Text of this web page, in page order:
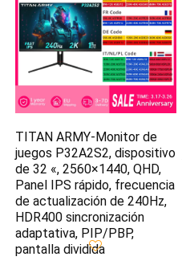
TITAN ARMY-Monitor de
juegos P32A2S2, dispositivo
de 32 «, 2560×1440, QHD,
Panel IPS rápido, frecuencia
de actualización de 240Hz,
HDR400 sincronización
adaptativa, PIP/PBP,
pantalla dividida